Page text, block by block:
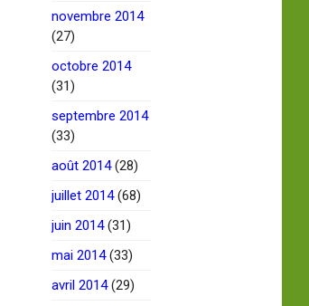
novembre 2014
(27)
octobre 2014
(31)
septembre 2014
(33)
août 2014(28)
juillet 2014(68)
juin 2014(31)
mai 2014(33)
avril 2014(29)